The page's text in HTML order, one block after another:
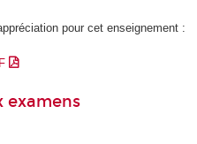
pour cet enseignement :
examens